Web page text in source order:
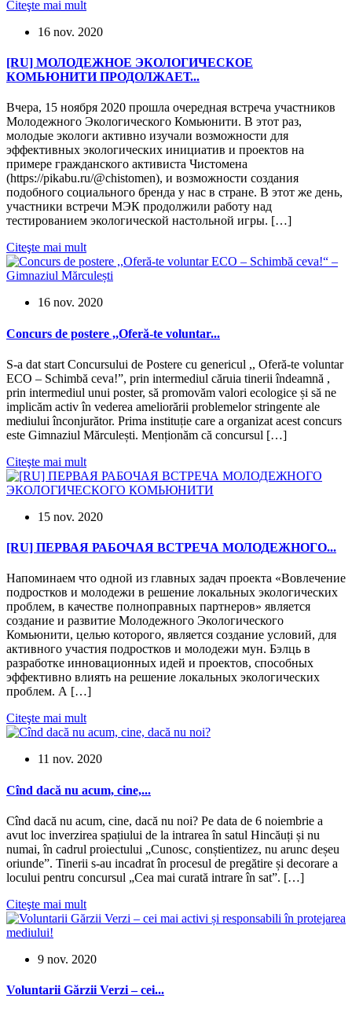
Citeşte mai mult
16 nov. 2020
[RU] МОЛОДЕЖНОЕ ЭКОЛОГИЧЕСКОЕ
КОМЬЮНИТИ ПРОДОЛЖАЕТ...
Вчера, 15 ноября 2020 прошла очередная встреча участников
Молодежного Экологического Комьюнити. В этот раз,
молодые экологи активно изучали возможности для
эффективных экологических инициатив и проектов на
примере гражданского активиста Чистомена
(https://pikabu.ru/@chistomen), и возможности создания
подобного социального бренда у нас в стране. В этот же день,
участники встречи МЭК продолжили работу над
тестированием экологической настольной игры. […]
Citeşte mai mult
16 nov. 2020
Concurs de postere ,,Oferă-te voluntar...
S-a dat start Concursului de Postere cu genericul ,, Oferă-te voluntar
ECO – Schimbă ceva!”, prin intermediul căruia tinerii îndeamnă ,
prin intermediul unui poster, să promovăm valori ecologice și să ne
implicăm activ în vederea ameliorării problemelor stringente ale
mediului înconjurător. Prima instituție care a organizat acest concurs
este Gimnaziul Mărculești. Menționăm că concursul […]
Citeşte mai mult
15 nov. 2020
[RU] ПЕРВАЯ РАБОЧАЯ ВСТРЕЧА МОЛОДЕЖНОГО...
Напоминаем что одной из главных задач проекта «Вовлечение
подростков и молодежи в решение локальных экологических
проблем, в качестве полноправных партнеров» является
создание и развитие Молодежного Экологического
Комьюнити, целью которого, является создание условий, для
активного участия подростков и молодежи мун. Бэлць в
разработке инновационных идей и проектов, способных
эффективно влиять на решение локальных экологических
проблем. А […]
Citeşte mai mult
11 nov. 2020
Cînd dacă nu acum, cine,...
Cînd dacă nu acum, cine, dacă nu noi? Pe data de 6 noiembrie a
avut loc inverzirea spațiului de la intrarea în satul Hincăuți și nu
numai, în cadrul proiectului „Cunosc, conștientizez, nu arunc deșeu
oriunde”. Tinerii s-au incadrat în procesul de pregătire și decorare a
locului pentru concursul „Cea mai curată intrare în sat”. […]
Citeşte mai mult
9 nov. 2020
Voluntarii Gărzii Verzi – cei...